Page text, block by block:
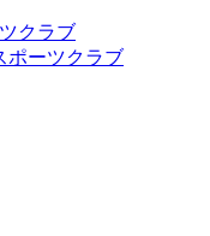
クラブ
ポーツクラブ